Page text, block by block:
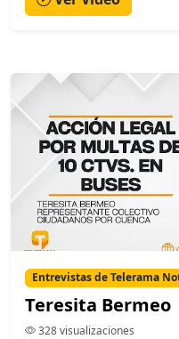
Entrevistas de Telerama
Teresita Bermeo
328 visualizaciones